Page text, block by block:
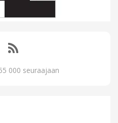
000 seuraajaan